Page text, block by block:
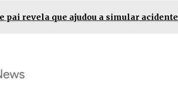
pai revela que ajudou a simular acidente